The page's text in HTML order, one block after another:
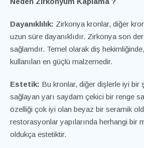
Dayanıklılık: Zirkonya kronlar, diğer
uzun süre dayanıklıdır. Zirkonya son
sağlamdır. Temel olarak diş
kullanılan en güçlü malzemedir.
Estetik: Bu kronlar, diğer dişlerle iyi bir
sağlayan yarı saydam çekici bir renge
özelliği çok iyi olan beyaz bir seramik
restorasyonlar yapılarında herhangi bir
oldukça estetiktir.